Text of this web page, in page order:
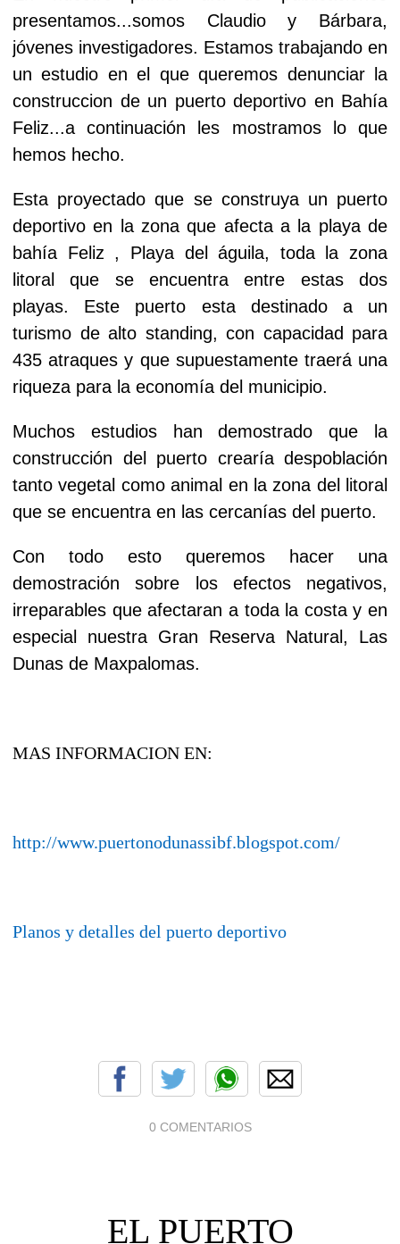
presentamos...somos Claudio y Bárbara,
jóvenes investigadores. Estamos trabajando en
un estudio en el que queremos denunciar la
construccion de un puerto deportivo en Bahía
Feliz...a continuación les mostramos lo que
hemos hecho.
Esta proyectado que se construya un puerto
deportivo en la zona que afecta a la playa de
bahía Feliz , Playa del águila, toda la zona
litoral que se encuentra entre estas dos
playas. Este puerto esta destinado a un
turismo de alto standing, con capacidad para
435 atraques y que supuestamente traerá una
riqueza para la economía del municipio.
Muchos estudios han demostrado que la
construcción del puerto crearía despoblación
tanto vegetal como animal en la zona del litoral
que se encuentra en las cercanías del puerto.
Con todo esto queremos hacer una
demostración sobre los efectos negativos,
irreparables que afectaran a toda la costa y en
especial nuestra Gran Reserva Natural, Las
Dunas de Maxpalomas.
MAS INFORMACION EN:
http://www.puertonodunassibf.blogspot.com/
Planos y detalles del puerto deportivo
0 COMENTARIOS
EL PUERTO